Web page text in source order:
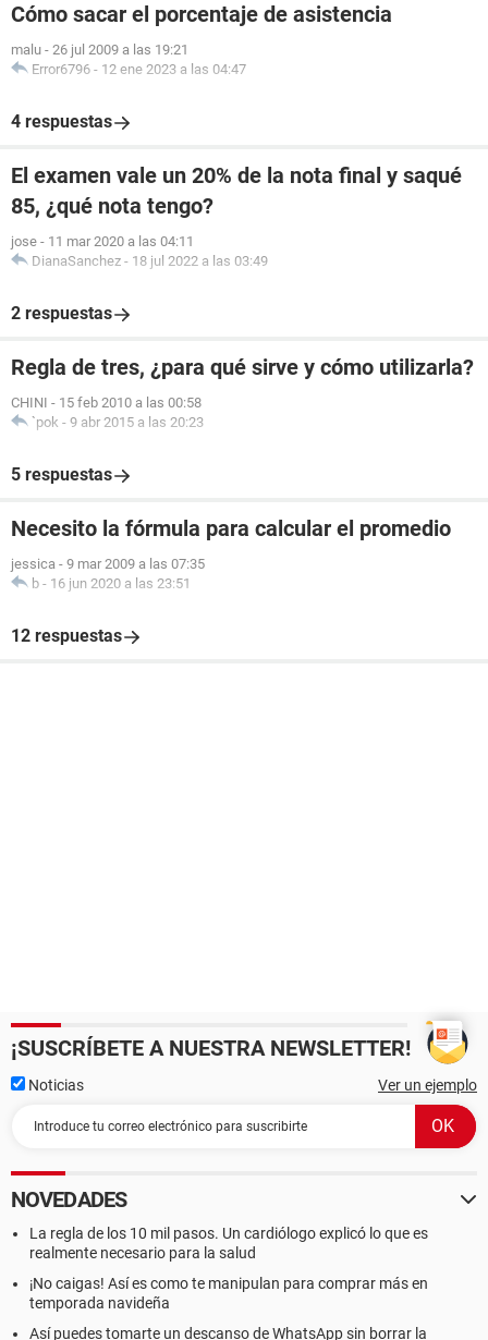
Cómo sacar el porcentaje de asistencia
malu - 26 jul 2009 a las 19:21
Error6796 - 12 ene 2023 a las 04:47
4 respuestas
El examen vale un 20% de la nota final y saqué
85, ¿qué nota tengo?
jose - 11 mar 2020 a las 04:11
DianaSanchez - 18 jul 2022 a las 03:49
2 respuestas
Regla de tres, ¿para qué sirve y cómo utilizarla?
CHINI - 15 feb 2010 a las 00:58
`pok - 9 abr 2015 a las 20:23
5 respuestas
Necesito la fórmula para calcular el promedio
jessica - 9 mar 2009 a las 07:35
b - 16 jun 2020 a las 23:51
12 respuestas
¡SUSCRÍBETE A NUESTRA NEWSLETTER!
Noticias Ver un ejemplo
NOVEDADES
La regla de los 10 mil pasos. Un cardiólogo explicó lo que es
realmente necesario para la salud
¡No caigas! Así es como te manipulan para comprar más en
temporada navideña
Así puedes tomarte un descanso de WhatsApp sin borrar la